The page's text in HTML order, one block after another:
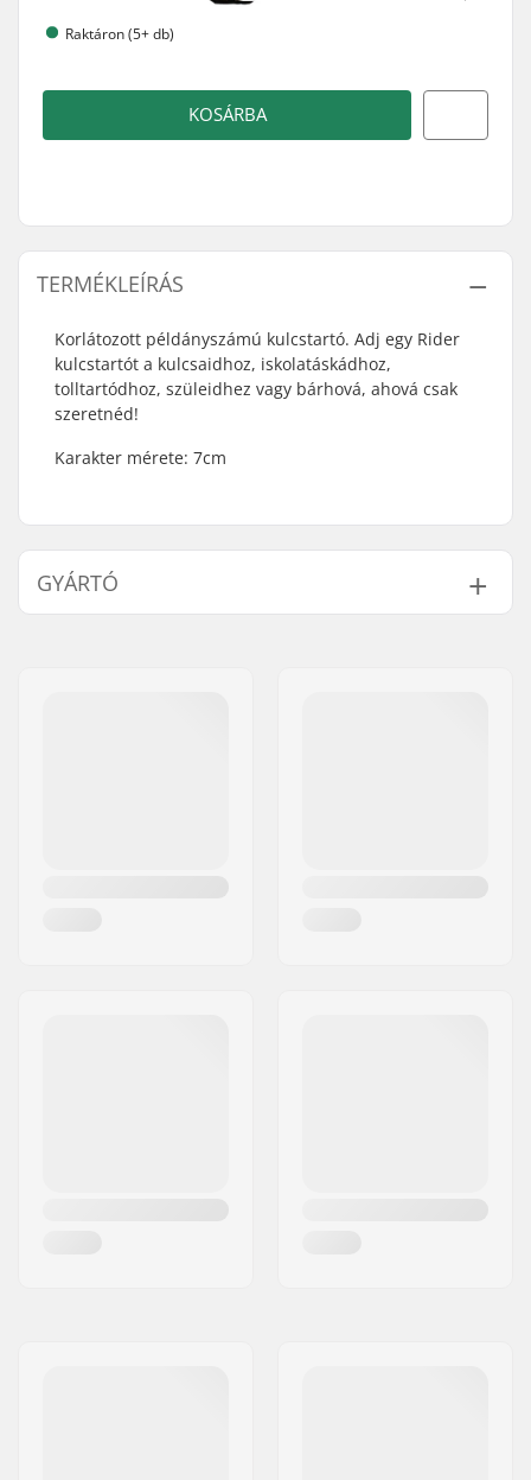
Raktáron (5+ db)
KOSÁRBA
TERMÉKLEÍRÁS
Korlátozott példányszámú kulcstartó. Adj egy Rider
kulcstartót a kulcsaidhoz, iskolatáskádhoz,
tolltartódhoz, szüleidhez vagy bárhová, ahová csak
szeretnéd!
Karakter mérete: 7cm
GYÁRTÓ